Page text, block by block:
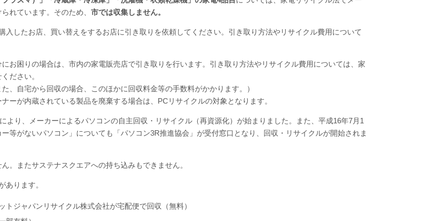
れています。そのため、 市では収集しません。
入したお店、買い替えをするお店に引き取りを依頼してください。引き取り方法やリサイクル費用について
お困りの場合は、市内の家電販売店で引き取りを行います。引き取り方法やリサイクル費用については、家
ださい。
、自宅から回収の場合、このほかに回収料金等の手数料がかかります。）
ーが内蔵されている製品を廃棄する場合は、PCリサイクルの対象となります。
より、メーカーによるパソコンの自主回収・リサイクル（再資源化）が始まりました。
また、平成16年7月1
等がないパソコン」についても「パソコン3R推進協会」が受付窓口となり、回収・リサイクルが開始されま
。またサステナスクエアへの持ち込みもできません。
あります。
ジャパンリサイクル株式会社が宅配便で回収（無料）